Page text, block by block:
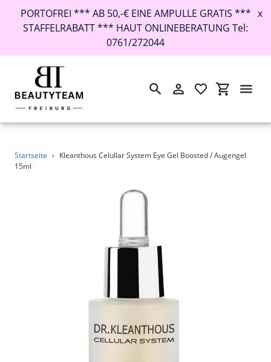
Direkt
zum
PORTOFREI *** AB 50,-€ EINE AMPULLE GRATIS ***
STAFFELRABATT *** HAUT ONLINEBERATUNG Tel:
0761/272044
x
SuchenEinloggen
Startseite › Kleanthous Celullar System Eye Gel Boosted / Augengel
15ml